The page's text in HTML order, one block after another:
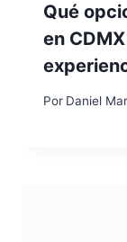
Qué
en
Por Daniel